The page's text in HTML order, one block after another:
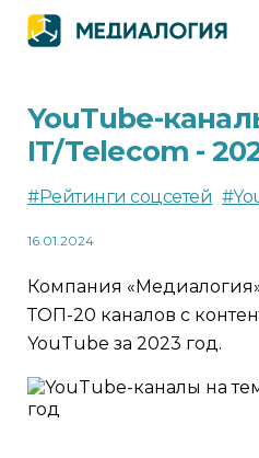
YouTube-
IT/Telecom -
#Рейтинги соцсетей
16.01.2024
Компания
ТОП-20 каналов с
YouTube за 2023 год.